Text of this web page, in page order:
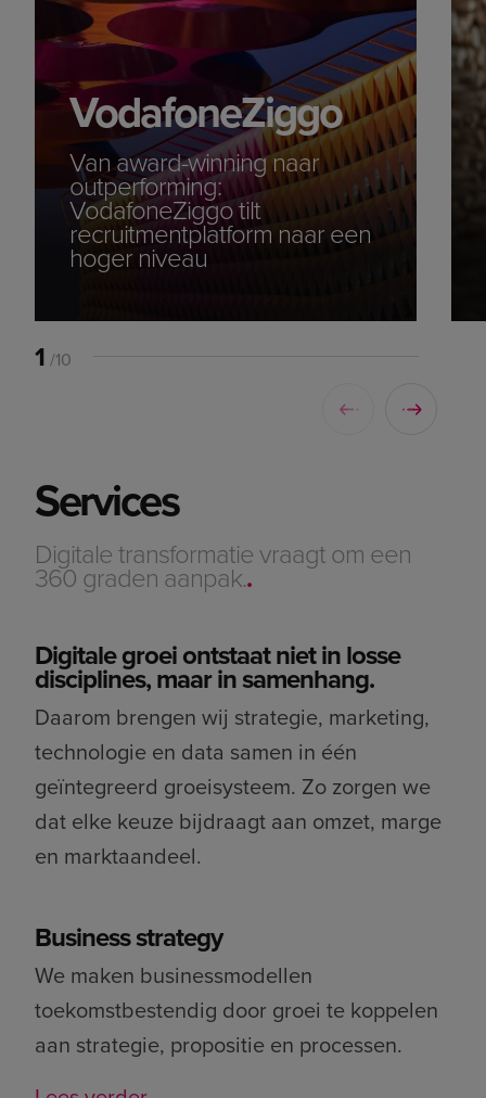
VodafoneZiggo
Van award-winning naar
outperforming:
VodafoneZiggo tilt
recruitmentplatform naar een
hoger niveau
1 /10
Services
Digitale transformatie vraagt om een
360 graden aanpak..
Digitale groei ontstaat niet in losse
disciplines, maar in samenhang.
Daarom brengen wij strategie, marketing,
technologie en data samen in één
geïntegreerd groeisysteem. Zo zorgen we
dat elke keuze bijdraagt aan omzet, marge
en marktaandeel.
Business strategy
We maken businessmodellen
toekomstbestendig door groei te koppelen
aan strategie, propositie en processen.